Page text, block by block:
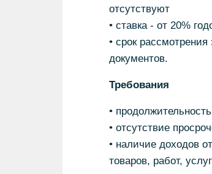
отсутствуют
• ставка - от 20%
• срок
документов.
Требования
•
• отсутствие
• наличие доходов
товаров, работ,